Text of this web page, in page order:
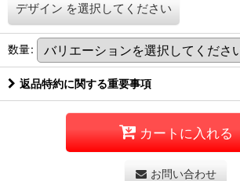
デザイン を選択してください
数量:
返品特約に関する重要事項
カートに入れる
お問い合わせ